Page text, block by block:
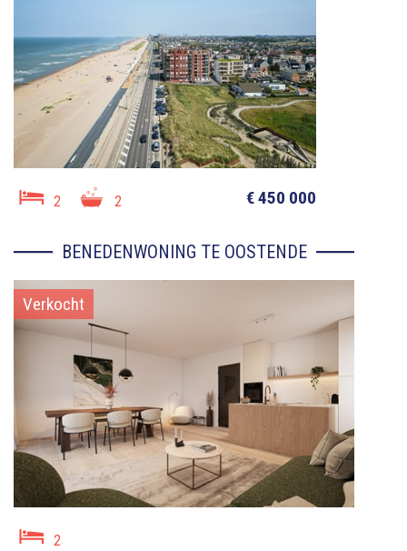
2 2 € 450 000
BENEDENWONING TE OOSTENDE
Verkocht
2